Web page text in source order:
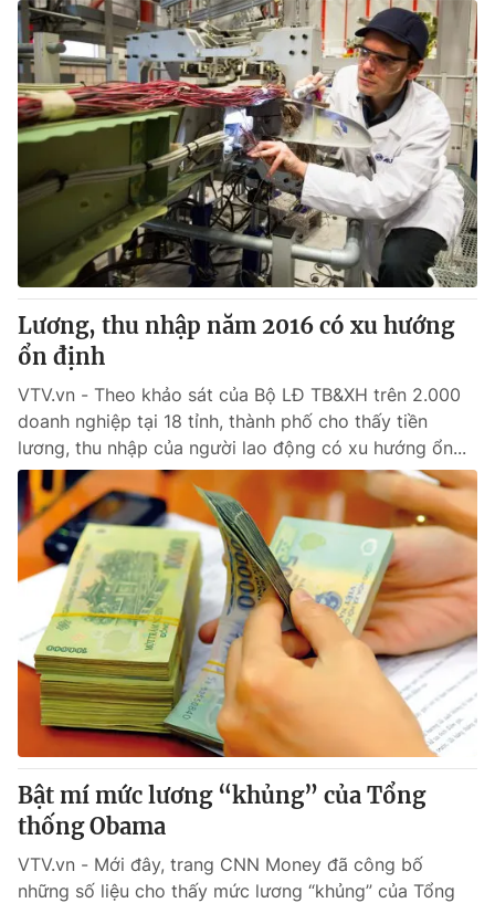
Lương, thu nhập năm 2016 có xu hướng
ổn định
VTV.vn - Theo khảo sát của Bộ LĐ TB&XH trên 2.000
doanh nghiệp tại 18 tỉnh, thành phố cho thấy tiền
lương, thu nhập của người lao động có xu hướng ổn...
Bật mí mức lương “khủng” của Tổng
thống Obama
VTV.vn - Mới đây, trang CNN Money đã công bố
những số liệu cho thấy mức lương “khủng” của Tổng